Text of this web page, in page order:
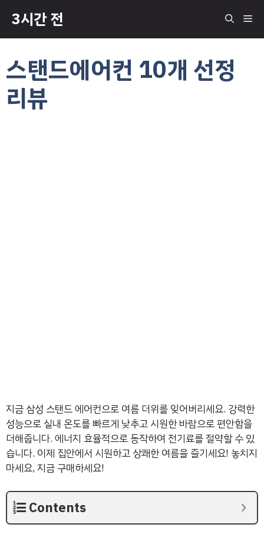
츠
건
너
뛰
3시간 전 메
스탠드에어컨 10개 선정
리뷰
지금 삼성 스탠드 에어컨으로 여름 더위를 잊어버리세요. 강력한
성능으로 실내 온도를 빠르게 낮추고 시원한 바람으로 편안함을
더해줍니다. 에너지 효율적으로 동작하여 전기료를 절약할 수 있
습니다. 이제 집안에서 시원하고 상쾌한 여름을 즐기세요! 놓치지
마세요, 지금 구매하세요!
Contents